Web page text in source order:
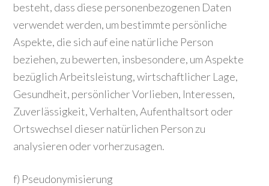
besteht, dass diese personenbezogenen Daten
verwendet werden, um bestimmte persönliche
Aspekte, die sich auf eine natürliche Person
beziehen, zu bewerten, insbesondere, um Aspekte
bezüglich Arbeitsleistung, wirtschaftlicher Lage,
Gesundheit, persönlicher Vorlieben, Interessen,
Zuverlässigkeit, Verhalten, Aufenthaltsort oder
Ortswechsel dieser natürlichen Person zu
analysieren oder vorherzusagen.
f) Pseudonymisierung